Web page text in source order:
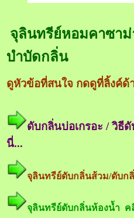
จุลินทรีย์หอมคาซา
บำบัดกลิ่น
ดูหัวข้อที่สนใจ กดดูที่ลิ้งค์ด้
ดับกลิ่นบ่อเกรอะ / วิธี
นี่...
จุลินทรีย์ดับกลิ่นส้วม/ดับก
จุลินทรีย์ดับกลิ่นห้องน้ำ ค